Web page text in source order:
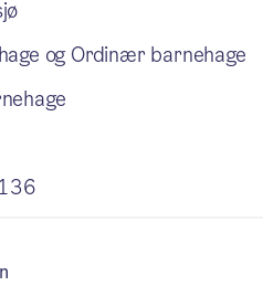
og Ordinær barnehage